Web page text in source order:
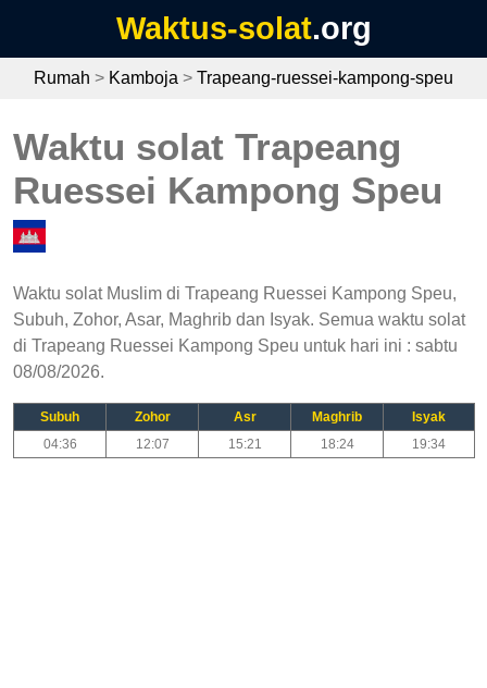
Waktus-solat.org
Rumah > Kamboja > Trapeang-ruessei-kampong-speu
Waktu solat Trapeang
Ruessei Kampong Speu
Waktu solat Muslim di Trapeang Ruessei Kampong Speu,
Subuh, Zohor, Asar, Maghrib dan Isyak. Semua waktu solat
di Trapeang Ruessei Kampong Speu untuk hari ini : sabtu
08/08/2026.
Subuh Zohor Asr Maghrib
Isyak
04:36
12:07 15:21 18:24 19:34